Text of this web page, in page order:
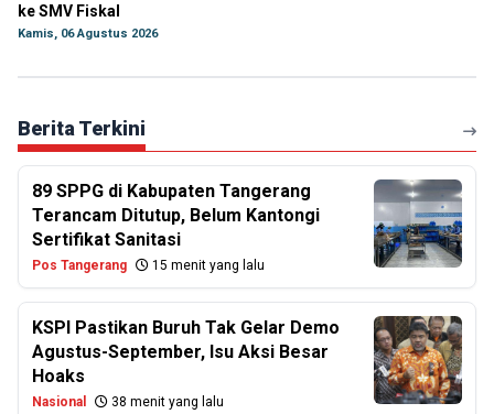
ke SMV Fiskal
Kamis, 06 Agustus 2026
Berita Terkini
89 SPPG di Kabupaten Tangerang
Terancam Ditutup, Belum Kantongi
Sertifikat Sanitasi
Pos Tangerang 15 menit yang lalu
KSPI Pastikan Buruh Tak Gelar Demo
Agustus-September, Isu Aksi Besar
Hoaks
Nasional 38 menit yang lalu